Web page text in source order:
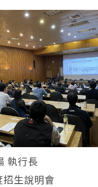
進陽 執
生說明會